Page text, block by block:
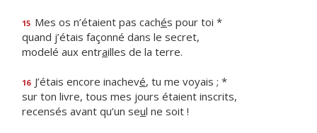
15 Mes os n’étaient pas cachés pour toi *
quand j’étais façonné dans le secret,
modelé aux entrailles de la terre.
16 J’étais encore inachevé, tu me voyais ; *
sur ton livre, tous mes jours étaient inscrits,
recensés avant qu’un seul ne soit !